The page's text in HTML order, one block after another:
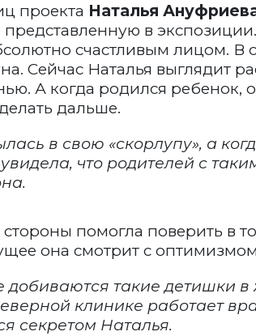
проекта Наталья
в экспозиции.
счастливым лицом. В
Сейчас Наталья выглядит
А когда родился ребенок,
дальше.
в свою «скорлупу», а
что родителей с
помогла поверить в
она смотрит с
добиваются такие детишки
клинике работает
секретом Наталья.